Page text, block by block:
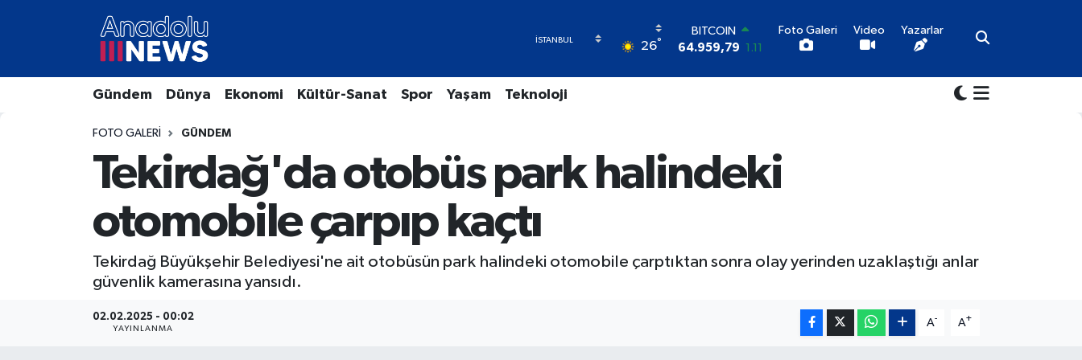
26°
BITCOIN
64.959,79 1.11
GRAM ALTIN
6660.55 0.03
Foto Galeri Video Yazarlar
Gündem Dünya Ekonomi Kültür-Sanat Spor Yaşam Teknoloji
FOTO GALERI GÜNDEM
Tekirdağ'da otobüs park halindeki
otomobile çarpıp kaçtı
Tekirdağ Büyükşehir Belediyesi'ne ait otobüsün park halindeki otomobile çarptıktan sonra olay yerinden uzaklaştığı anlar
güvenlik kamerasına yansıdı.
02.02.2025 - 00:02
YAYINLANMA
A- A+
Hava Durumu
Trafik Durumu
Tüm Manşetler
Son Dakika Haberleri
Haber Arşivi